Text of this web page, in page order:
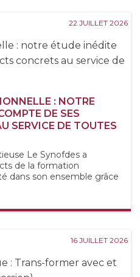
22 JUILLET 2026
: NOTRE
DE SES
SERVICE DE TOUTES
Le Synofdes a
de la formation
dans son ensemble grâce
16 JUILLET 2026